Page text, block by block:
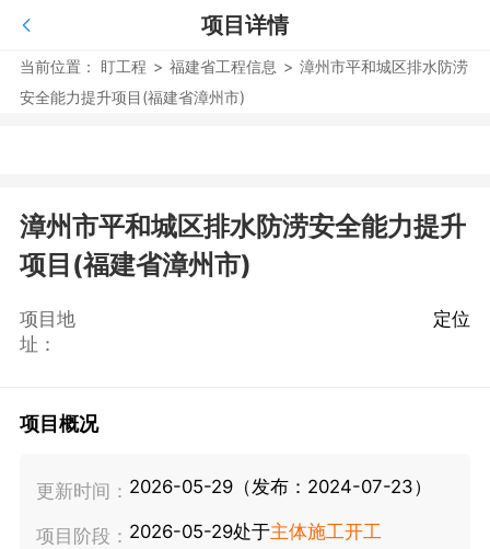
项目详情
当前位置： 盯工程 > 福建省工程信息 > 漳州市平和城区排水防涝
安全能力提升项目(福建省漳州市)
漳州市平和城区排水防涝安全能力提升
项目(福建省漳州市)
项目地
址：
定位
项目概况
更新时间： 2026-05-29（发布：2024-07-23）
项目阶段： 2026-05-29处于主体施工开工